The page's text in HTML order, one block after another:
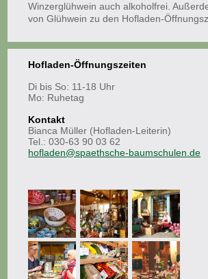
Winzerglühwein auch alkoholfrei.
von Glühwein zu den Hofladen-
Hofladen-Öffnungszeiten
Di bis So: 11-18 Uhr
Mo: Ruhetag
Kontakt
Bianca Müller (Hofladen-Leiterin)
Tel.: 030-63 90 03 62
hofladen@spaethsche-baumschulen.de